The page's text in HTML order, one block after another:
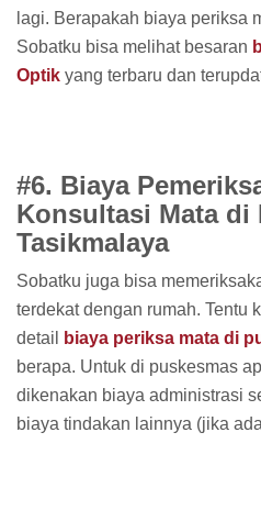
lagi. Berapakah biaya periksa
Sobatku bisa melihat besaran
Optik yang terbaru dan
#6. Biaya
Konsultasi Mata di
Tasikmalaya
Sobatku juga bisa
terdekat dengan rumah. Tentu
detail
biaya periksa mata di
berapa. Untuk di puskesmas
dikenakan biaya administrasi
biaya tindakan lainnya (jika